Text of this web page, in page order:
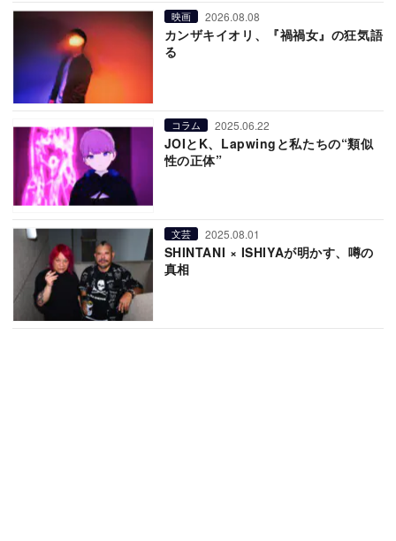
映画 2026.08.08
カンザキイオリ、『禍禍女』の狂気語
る
コラム 2025.06.22
JOIとK、Lapwingと私たちの“類似
性の正体”
文芸 2025.08.01
SHINTANI × ISHIYAが明かす、噂の
真相